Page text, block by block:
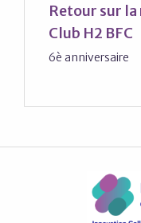
Retour sur
Club H2 BFC
6è anniversaire